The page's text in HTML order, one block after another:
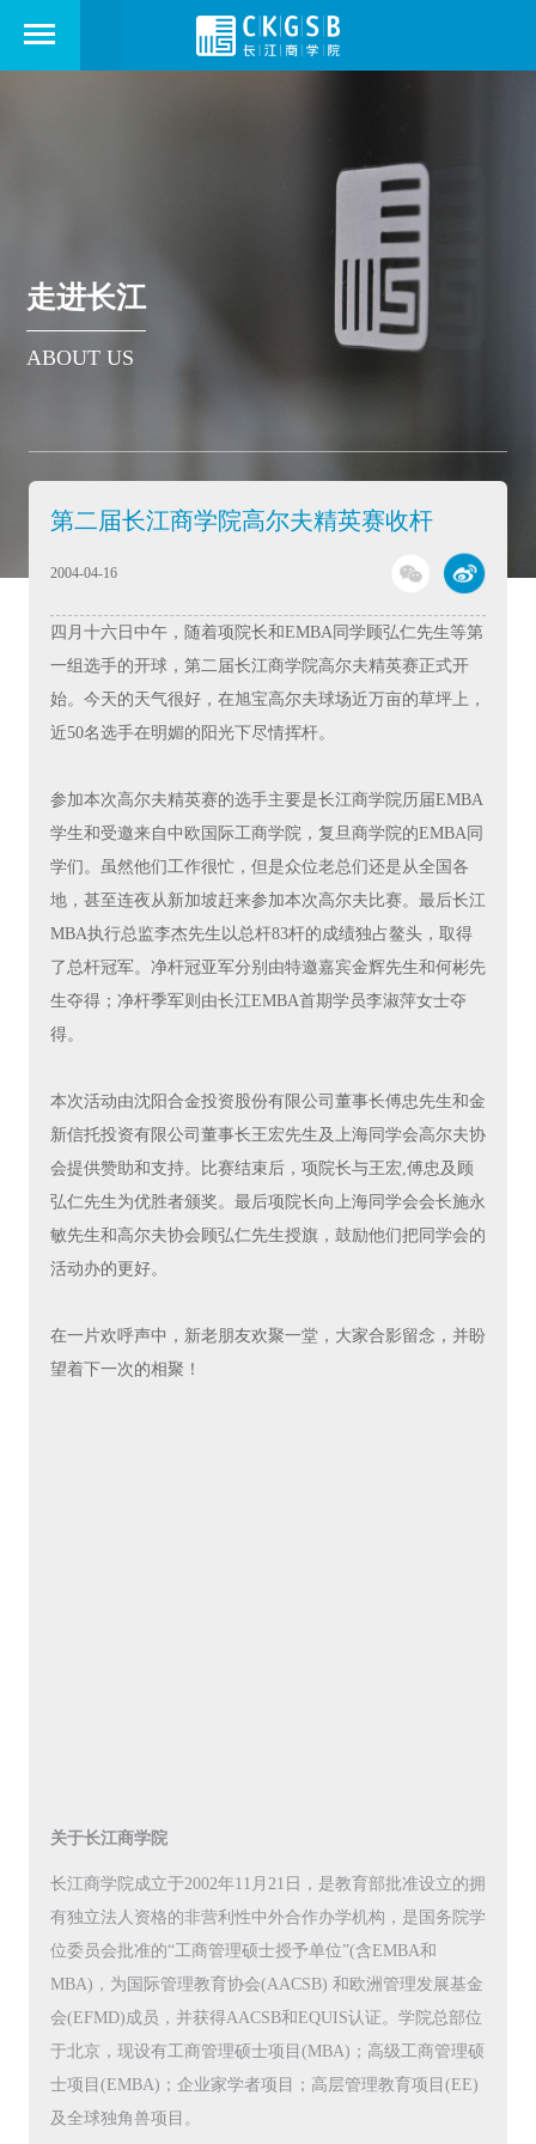
走进长江
ABOUT US
第二届长江商学院高尔夫精英赛收杆
2004-04-16
四月十六日中午，随着项院长和EMBA同学顾弘仁先生等第
一组选手的开球，第二届长江商学院高尔夫精英赛正式开
始。今天的天气很好，在旭宝高尔夫球场近万亩的草坪上，
近50名选手在明媚的阳光下尽情挥杆。
参加本次高尔夫精英赛的选手主要是长江商学院历届EMBA
学生和受邀来自中欧国际工商学院，复旦商学院的EMBA同
学们。虽然他们工作很忙，但是众位老总们还是从全国各
地，甚至连夜从新加坡赶来参加本次高尔夫比赛。最后长江
MBA执行总监李杰先生以总杆83杆的成绩独占鳌头，取得
了总杆冠军。净杆冠亚军分别由特邀嘉宾金辉先生和何彬先
生夺得；净杆季军则由长江EMBA首期学员李淑萍女士夺
得。
本次活动由沈阳合金投资股份有限公司董事长傅忠先生和金
新信托投资有限公司董事长王宏先生及上海同学会高尔夫协
会提供赞助和支持。比赛结束后，项院长与王宏,傅忠及顾
弘仁先生为优胜者颁奖。最后项院长向上海同学会会长施永
敏先生和高尔夫协会顾弘仁先生授旗，鼓励他们把同学会的
活动办的更好。
在一片欢呼声中，新老朋友欢聚一堂，大家合影留念，并盼
望着下一次的相聚！
关于长江商学院
长江商学院成立于2002年11月21日，是教育部批准设立的拥
有独立法人资格的非营利性中外合作办学机构，是国务院学
位委员会批准的“工商管理硕士授予单位”(含EMBA和
MBA)，为国际管理教育协会(AACSB) 和欧洲管理发展基金
会(EFMD)成员，并获得AACSB和EQUIS认证。学院总部位
于北京，现设有工商管理硕士项目(MBA)；高级工商管理硕
士项目(EMBA)；企业家学者项目；高层管理教育项目(EE)
及全球独角兽项目。